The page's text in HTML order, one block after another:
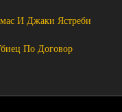
И Джаки Ястреби
По Договор